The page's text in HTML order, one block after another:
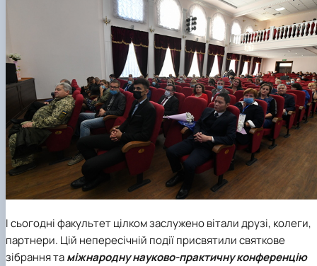
І сьогодні факультет цілком заслужено вітали друзі, колеги,
партнери. Цій непересічній події присвятили святкове
зібрання таміжнародну науково-практичну конференцію